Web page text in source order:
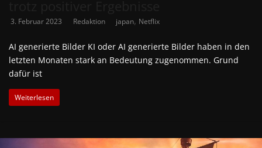
3. Februar 2023 Redaktion japan, Netflix
AI generierte Bilder KI oder AI generierte Bilder haben in den
letzten Monaten stark an Bedeutung zugenommen. Grund
dafür ist
Weiterlesen